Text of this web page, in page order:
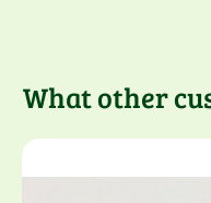
What other